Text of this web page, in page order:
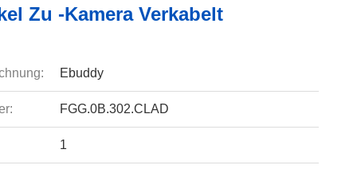
Zu -Kamera Verkabelt
Ebuddy
FGG.0B.302.CLAD
1